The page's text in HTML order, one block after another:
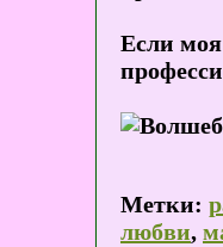
Если
Метки:
любви,